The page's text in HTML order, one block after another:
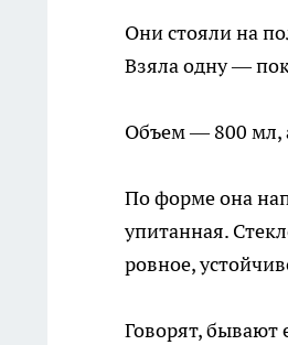
Они стояли на
Взяла одну —
Объем — 800 мл,
По форме она
упитанная.
ровное,
Говорят, бывают